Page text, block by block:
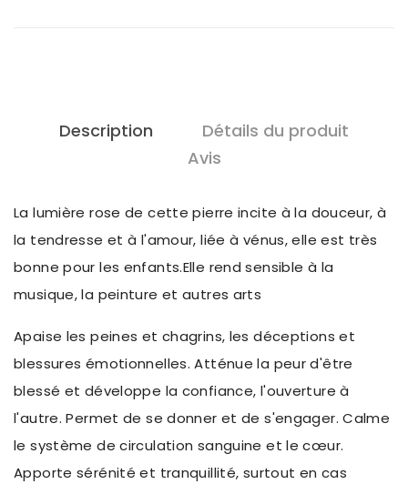
Description
Détails du produit
Avis
La lumière rose de cette pierre incite à la douceur, à
la tendresse et à l'amour, liée à vénus, elle est très
bonne pour les enfants.Elle rend sensible à la
musique, la peinture et autres arts
Apaise les peines et chagrins, les déceptions et
blessures émotionnelles. Atténue la peur d'être
blessé et développe la confiance, l'ouverture à
l'autre. Permet de se donner et de s'engager. Calme
le système de circulation sanguine et le cœur.
Apporte sérénité et tranquillité, surtout en cas